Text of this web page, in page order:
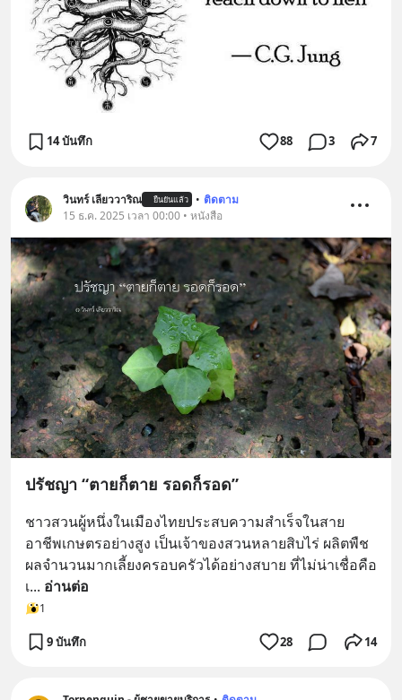
14 บันทึก 88 3 7
วินทร์ เลียววาริณ ยืนยันแล้ว • ติดตาม
15 ธ.ค. 2025 เวลา 00:00 • หนังสือ
ปรัชญา “ตายก็ตาย รอดก็รอด”
ชาวสวนผู้หนึ่งในเมืองไทยประสบความสำเร็จในสาย
อาชีพเกษตรอย่างสูง เป็นเจ้าของสวนหลายสิบไร่ ผลิตพืช
ผลจำนวนมากเลี้ยงครอบครัวได้อย่างสบาย ที่ไม่น่าเชื่อคือ
เ... อ่านต่อ
1
9 บันทึก 28 14